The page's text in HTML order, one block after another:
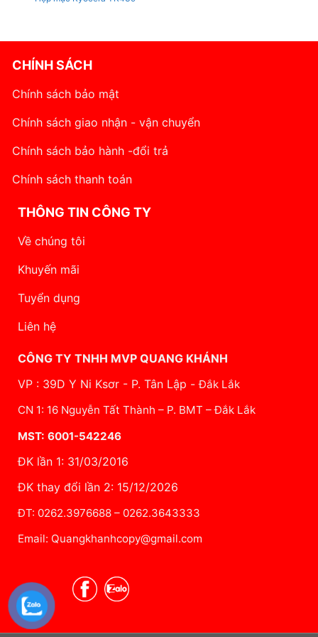
CHÍNH SÁCH
Chính sách bảo mật
Chính sách giao nhận - vận chuyển
Chính sách bảo hành -đổi trả
Chính sách thanh toán
THÔNG TIN CÔNG TY
Về chúng tôi
Khuyến mãi
Tuyển dụng
Liên hệ
CÔNG TY TNHH MVP QUANG KHÁNH
VP : 39D Y Ni Ksơr - P. Tân Lập -Đắk Lắk
CN 1: 16 Nguyễn Tất Thành – P. BMT – Đắk Lắk
MST: 6001-542246
ĐK lần 1: 31/03/2016
ĐK thay đổi lần 2: 15/12/2026
ĐT: 0262.3976688 – 0262.3643333
Email: Quangkhanhcopy@gmail.com